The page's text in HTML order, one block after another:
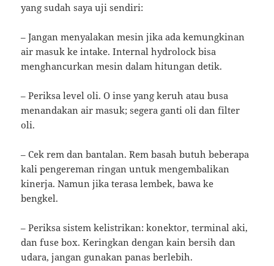
yang sudah saya uji sendiri:
– Jangan menyalakan mesin jika ada kemungkinan
air masuk ke intake. Internal hydrolock bisa
menghancurkan mesin dalam hitungan detik.
– Periksa level oli. O inse yang keruh atau busa
menandakan air masuk; segera ganti oli dan filter
oli.
– Cek rem dan bantalan. Rem basah butuh beberapa
kali pengereman ringan untuk mengembalikan
kinerja. Namun jika terasa lembek, bawa ke
bengkel.
– Periksa sistem kelistrikan: konektor, terminal aki,
dan fuse box. Keringkan dengan kain bersih dan
udara, jangan gunakan panas berlebih.